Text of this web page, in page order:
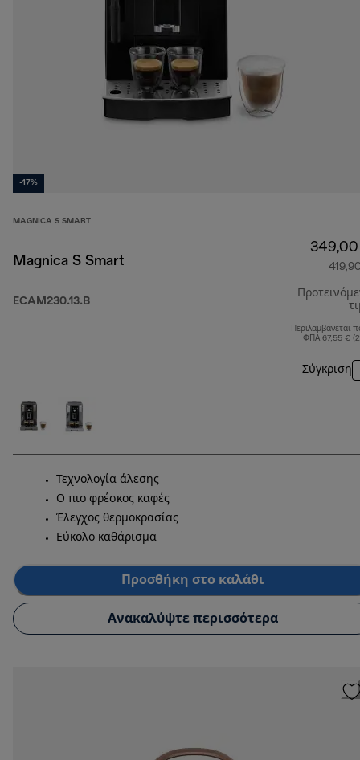
-17%
MAGNICA S SMART
Magnica S Smart
ECAM230.13.B
Περιλαμβάνεται
ΦΠΑ 67,55 €
Σύγκριση
Τεχνολογία άλεσης
Ο πιο φρέσκος καφές
Έλεγχος θερμοκρασίας
Εύκολο καθάρισμα
Προσθήκη στο καλάθι
Ανακαλύψτε περισσότερα